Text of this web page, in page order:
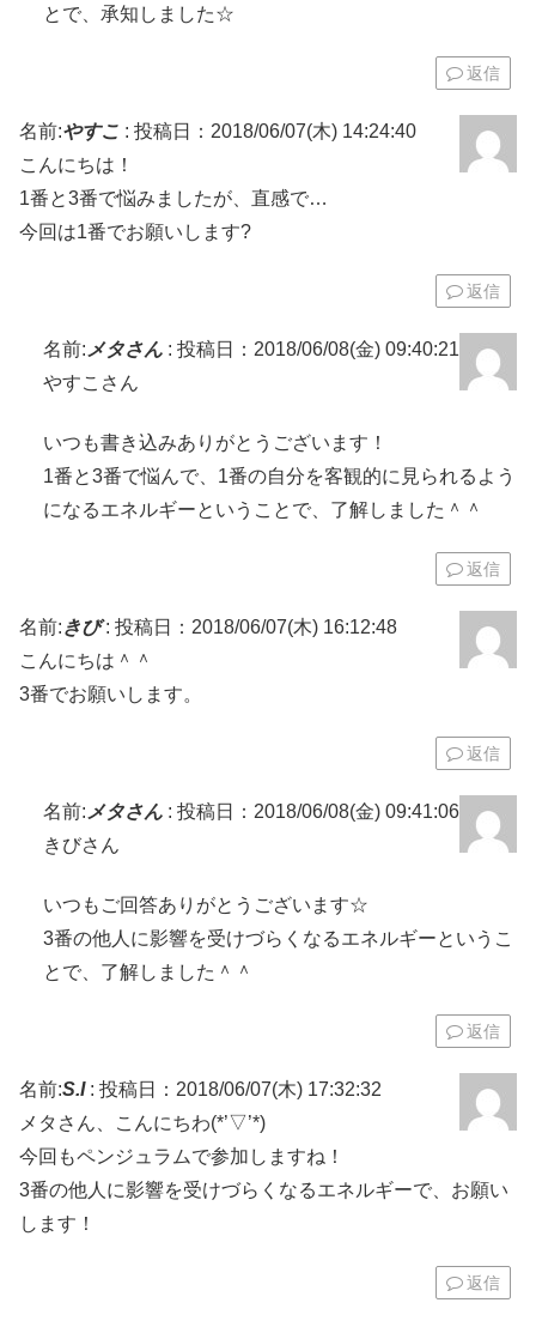
とで、承知しました☆
返信
名前:やすこ : 投稿日：2018/06/07(木) 14:24:40
こんにちは！
1番と3番で悩みましたが、直感で…
今回は1番でお願いします?
返信
名前: メタさん : 投稿日：2018/06/08(金) 09:40:21
やすこさん
いつも書き込みありがとうございます！
1番と3番で悩んで、1番の自分を客観的に見られるよう
になるエネルギーということで、了解しました＾＾
返信
名前:きび: 投稿日：2018/06/07(木) 16:12:48
こんにちは＾＾
3番でお願いします。
返信
名前: メタさん : 投稿日：2018/06/08(金) 09:41:06
きびさん
いつもご回答ありがとうございます☆
3番の他人に影響を受けづらくなるエネルギーというこ
とで、了解しました＾＾
返信
名前:S.I: 投稿日：2018/06/07(木) 17:32:32
メタさん、こんにちわ(*’▽’*)
今回もペンジュラムで参加しますね！
3番の他人に影響を受けづらくなるエネルギーで、お願い
します！
返信